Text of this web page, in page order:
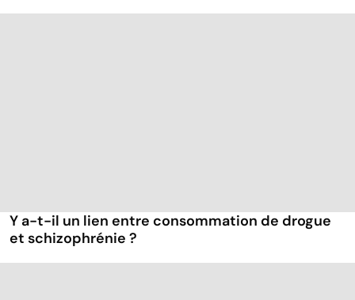
Y a-t-il un lien entre consommation de drogue
et schizophrénie ?